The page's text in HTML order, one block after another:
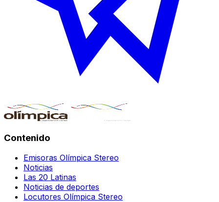
Contenido
Emisoras Olímpica Stereo
Noticias
Las 20 Latinas
Noticias de deportes
Locutores Olímpica Stereo